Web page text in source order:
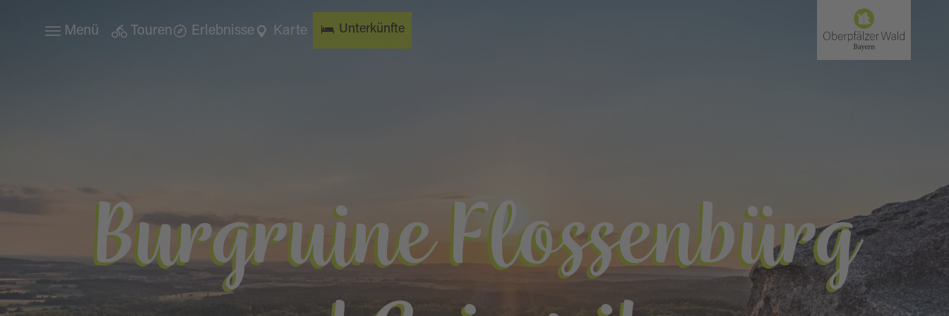
Menü Touren Erlebnisse Karte Unterkünfte
Burgruine Flossenbürg